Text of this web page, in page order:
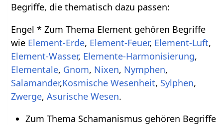
Begriffe, die thematisch dazu passen:
Engel * Zum Thema Element gehören Begriffe
wie Element-Erde, Element-Feuer, Element-Luft,
Element-Wasser, Elemente-Harmonisierung,
Elementale, Gnom, Nixen, Nymphen,
Salamander,Kosmische Wesenheit, Sylphen,
Zwerge,Asurische Wesen.
Zum Thema Schamanismus gehören Begriffe